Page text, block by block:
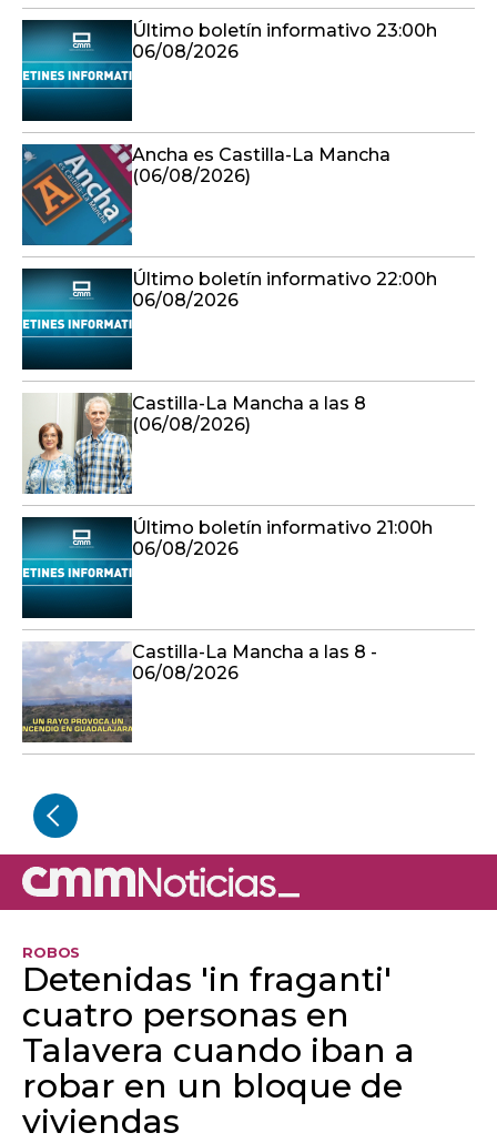
Último boletín informativo 23:00h
06/08/2026
Ancha es Castilla-La Mancha
(06/08/2026)
Último boletín informativo 22:00h
06/08/2026
Castilla-La Mancha a las 8
(06/08/2026)
Último boletín informativo 21:00h
06/08/2026
Castilla-La Mancha a las 8 -
06/08/2026
ROBOS
Detenidas 'in fraganti'
cuatro personas en
Talavera cuando iban a
robar en un bloque de
viviendas